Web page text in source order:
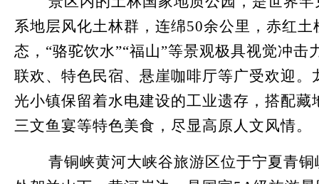
系地层风化土林群，连绵50余公里，赤红土
态，“骆驼饮水”“福山”等景观极具视觉冲击
联欢、特色民宿、悬崖咖啡厅等广受欢迎。
光小镇保留着水电建设的工业遗存，搭配藏
三文鱼宴等特色美食，尽显高原人文风情。
青铜峡黄河大峡谷旅游区位于宁夏青铜